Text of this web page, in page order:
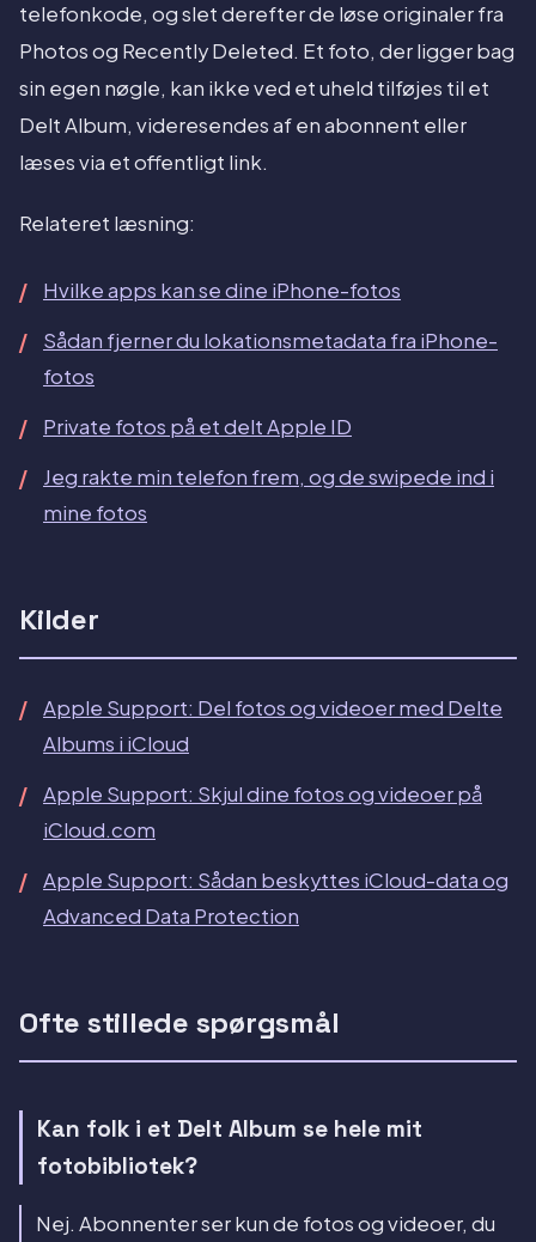
telefonkode, og slet derefter de løse originaler fra
Photos og Recently Deleted. Et foto, der ligger bag
sin egen nøgle, kan ikke ved et uheld tilføjes til et
Delt Album, videresendes af en abonnent eller
læses via et offentligt link.
Relateret læsning:
Hvilke apps kan se dine iPhone-fotos
Sådan fjerner du lokationsmetadata fra iPhone-
fotos
Private fotos på et delt Apple ID
Jeg rakte min telefon frem, og de swipede ind i
mine fotos
Kilder
Apple Support: Del fotos og videoer med Delte
Albums i iCloud
Apple Support: Skjul dine fotos og videoer på
iCloud.com
Apple Support: Sådan beskyttes iCloud-data og
Advanced Data Protection
Ofte stillede spørgsmål
Kan folk i et Delt Album se hele mit
fotobibliotek?
Nej. Abonnenter ser kun de fotos og videoer, du